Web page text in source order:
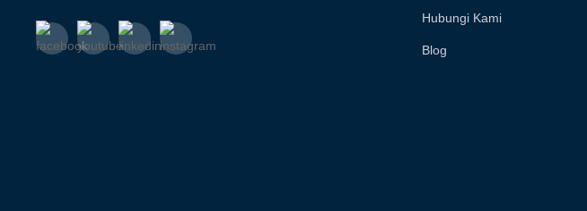
Hubungi Kami
Blog